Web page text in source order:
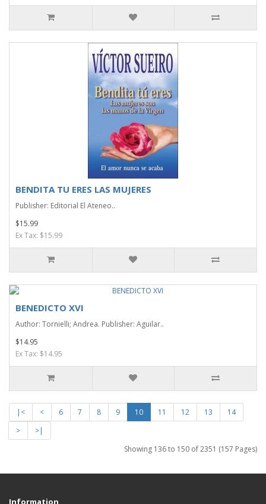
BENDITA TU ERES LAS MUJERES
Publisher: Editorial El Ateneo..
$15.99
Ex Tax: $15.99
BENEDICTO XVI
Author: Tornielli; Andrea. Publisher: Aguilar..
$14.95
Ex Tax: $14.95
|< < 6 7 8 9 10 11 12 13
14
>
>|
Showing 136 to 150 of 2351 (157 Pages)
Information